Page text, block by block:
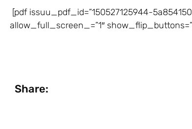
[pdf issuu_pdf_id=”150527125944-
allow_full_screen_=”1″
Share: